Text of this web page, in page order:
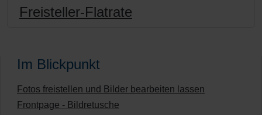
Freisteller-Flatrate
Im Blickpunkt
Fotos freistellen und Bilder bearbeiten lassen
Frontpage - Bildretusche